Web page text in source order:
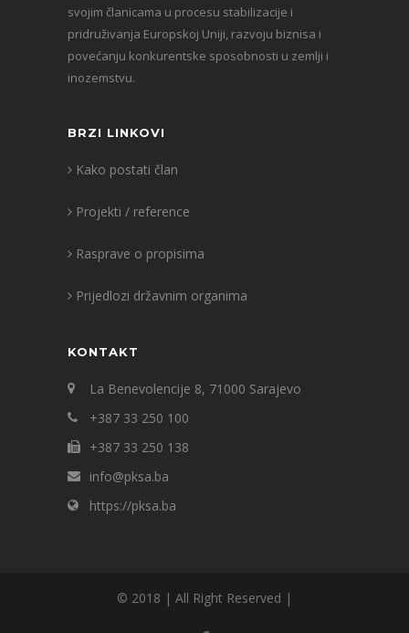
svojim članicama u procesu stabilizacije i
pridruživanja Europskoj Uniji, razvoju biznisa i
povećanju konkurentske sposobnosti u zemlji i
inozemstvu.
BRZI LINKOVI
Kako postati član
Projekti / reference
Rasprave o propisima
Prijedlozi državnim organima
KONTAKT
La Benevolencije 8, 71000 Sarajevo
+387 33 250 100
+387 33 250 138
info@pksa.ba
https://pksa.ba
© 2018 | All Right Reserved |